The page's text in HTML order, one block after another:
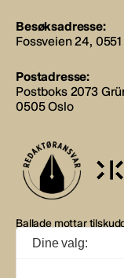
Besøksadresse:
Fossveien 24,
Postadresse:
Postboks 2073
0505 Oslo
Ballade mottar
støtte fra eierne
Musikkforleggerne.
Dine valg: